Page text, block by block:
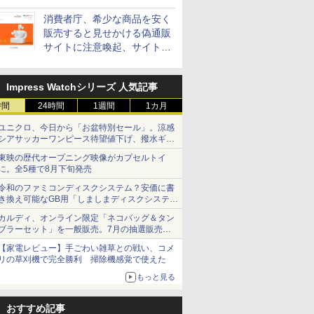
消費者庁、希少な商品を安く
販売すると見せかける偽通販
サイトに注意喚起、サイト名
Impress Watchシリーズ 人気記事
24時間 1週間 1カ月
ニクロ、今日から「お盆特別セール」。涼感
アサッカーワンピース待望値下げ、撥水ギア
ョーツは1990円に
映の歴代オープニング映像がカプセルトイ
。全5種で8月下旬発売
和のファミコンディスクシステム？安価に書
換え可能なGB用「しましまディスクシステ
」
ルディ、オンライン限定「ネコバッグ＆タン
ラーセット」を一般販売。7月の抽選販売の
選無効分
家電レビュー】手ごわい雑草との戦い、コメ
の草刈機で完全勝利 掃除機感覚で使えた
もっと見る
おすすめ記事